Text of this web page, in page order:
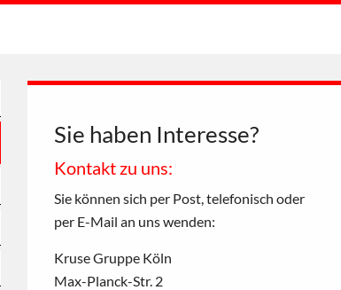
Sie haben Interesse?
Kontakt zu uns:
Sie können sich per Post, telefonisch oder
per E-Mail an uns wenden:
Kruse Gruppe Köln
Max-Planck-Str. 2